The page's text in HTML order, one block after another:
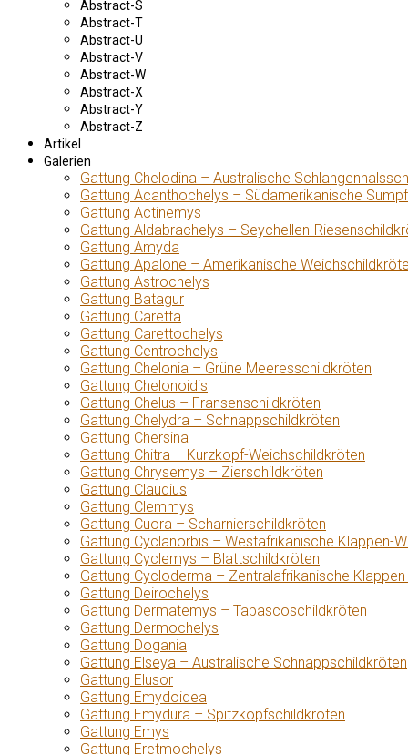
Abstract-S
Abstract-T
Abstract-U
Abstract-V
Abstract-W
Abstract-X
Abstract-Y
Abstract-Z
Artikel
Galerien
Gattung Chelodina – Australische
Gattung Acanthochelys – Südamerikanische
Gattung Actinemys
Gattung Aldabrachelys – Seychellen-
Gattung Amyda
Gattung Apalone – Amerikanische
Gattung Astrochelys
Gattung Batagur
Gattung Caretta
Gattung Carettochelys
Gattung Centrochelys
Gattung Chelonia – Grüne Meeresschildkröten
Gattung Chelonoidis
Gattung Chelus – Fransenschildkröten
Gattung Chelydra – Schnappschildkröten
Gattung Chersina
Gattung Chitra – Kurzkopf-Weichschildkröten
Gattung Chrysemys – Zierschildkröten
Gattung Claudius
Gattung Clemmys
Gattung Cuora – Scharnierschildkröten
Gattung Cyclanorbis – Westafrikanische Klappen-
Gattung Cyclemys – Blattschildkröten
Gattung Cycloderma – Zentralafrikanische
Gattung Deirochelys
Gattung Dermatemys – Tabascoschildkröten
Gattung Dermochelys
Gattung Dogania
Gattung Elseya – Australische Schnappschildkröten
Gattung Elusor
Gattung Emydoidea
Gattung Emydura – Spitzkopfschildkröten
Gattung Emys
Gattung Eretmochelys